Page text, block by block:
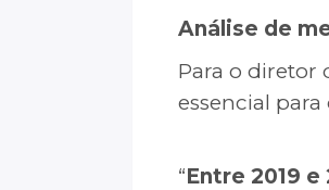
Análise de
Para o diretor
essencial
“Entre 2019